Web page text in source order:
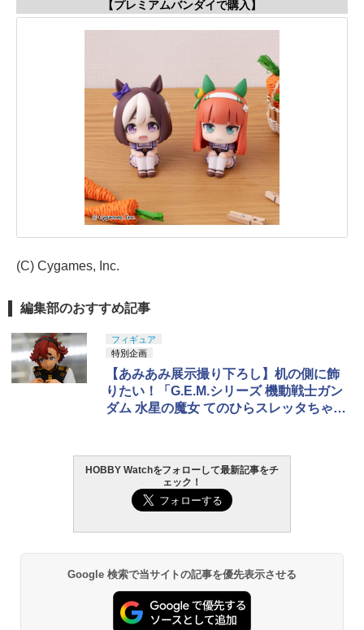
【プレミアムバンダイで購入】
(C) Cygames, Inc.
編集部のおすすめ記事
フィギュア
特別企画
【あみあみ展示撮り下ろし】机の側に飾
りたい！「G.E.M.シリーズ 機動戦士ガン
ダム 水星の魔女 てのひらスレッタちゃん
HOBBY Watchをフォローして最新記事をチ
ェック！
Google 検索で当サイトの記事を優先表示させる